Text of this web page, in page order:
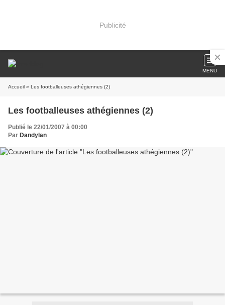
Publicité
MENU
Accueil » Les footballeuses athégiennes (2)
Les footballeuses athégiennes (2)
Publié le 22/01/2007 à 00:00
Par Dandylan